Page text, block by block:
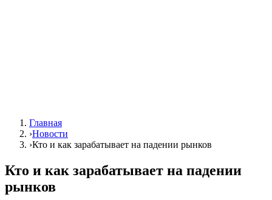
Главная
›Новости
›Кто и как зарабатывает на падении рынков
Кто и как зарабатывает на падении
рынков